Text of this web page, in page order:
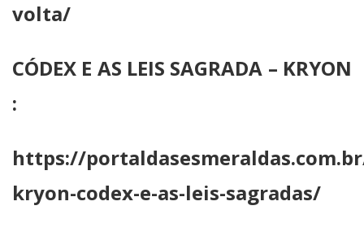
volta/
CÓDEX E AS LEIS SAGRADA – KRYON
:
https://
kryon-codex-e-as-leis-sagradas/